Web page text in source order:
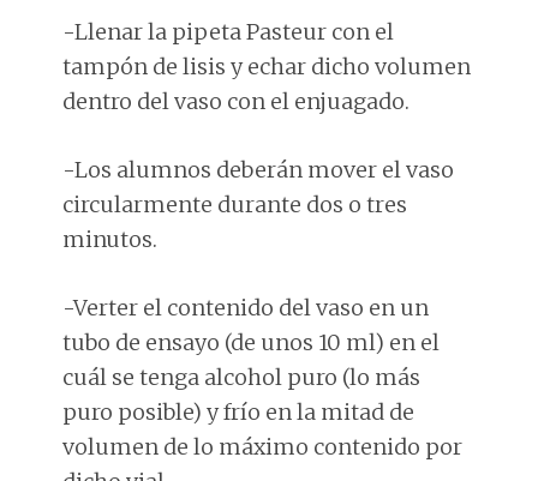
-Llenar la pipeta Pasteur con el
tampón de lisis y echar dicho volumen
dentro del vaso con el enjuagado.
-Los alumnos deberán mover el vaso
circularmente durante dos o tres
minutos.
-Verter el contenido del vaso en un
tubo de ensayo (de unos 10 ml) en el
cuál se tenga alcohol puro (lo más
puro posible) y frío en la mitad de
volumen de lo máximo contenido por